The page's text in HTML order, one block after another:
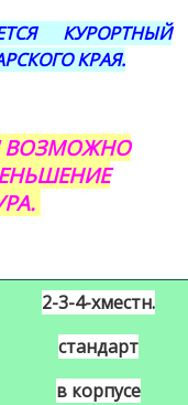
КУРОРТНЫЙ
КРАЯ.
ВОЗМОЖНО
2-3-4-хместн.
стандарт
в корпусе